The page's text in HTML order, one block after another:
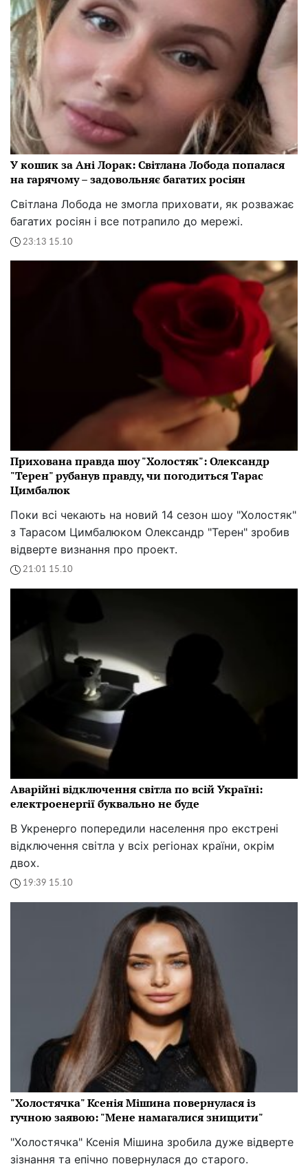
У кошик за Ані Лорак: Світлана Лобода попалася
на гарячому – задовольняє багатих росіян
Світлана Лобода не змогла приховати, як розважає
багатих росіян і все потрапило до мережі.
23:13 15.10
Прихована правда шоу "Холостяк": Олександр
"Терен" рубанув правду, чи погодиться Тарас
Цимбалюк
Поки всі чекають на новий 14 сезон шоу "Холостяк"
з Тарасом Цимбалюком Олександр "Терен" зробив
відверте визнання про проект.
21:01 15.10
Аварійні відключення світла по всій Україні:
електроенергії буквально не буде
В Укренерго попередили населення про екстрені
відключення світла у всіх регіонах країни, окрім
двох.
19:39 15.10
"Холостячка" Ксенія Мішина повернулася із
гучною заявою: "Мене намагалися знищити"
"Холостячка" Ксенія Мішина зробила дуже відверте
зізнання та епічно повернулася до старого.